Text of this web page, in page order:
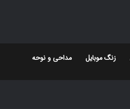
زنگ موبایل مداحی و نوحه